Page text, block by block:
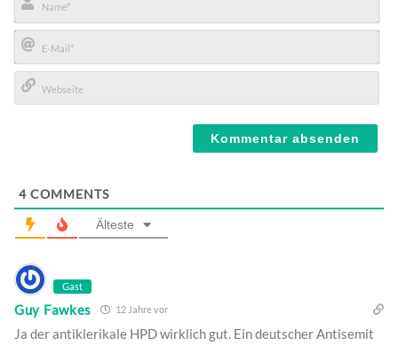
Name*
E-
Mail*
4 COMMENTS
Älteste
Gast
Guy Fawkes 12 Jahre vor
Ja der antiklerikale HPD wirklich gut. Ein deutscher Antisemit